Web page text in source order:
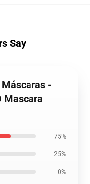
Say
-
Mascara
75%
25%
0%